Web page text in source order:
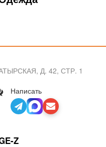
Д. 42, СТР. 1
Написать
Z